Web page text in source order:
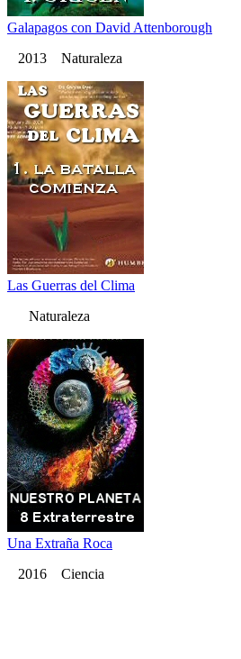
Galapagos con David Attenborough
2013 Naturaleza
Las Guerras del Clima
Naturaleza
Una Extraña Roca
2016 Ciencia